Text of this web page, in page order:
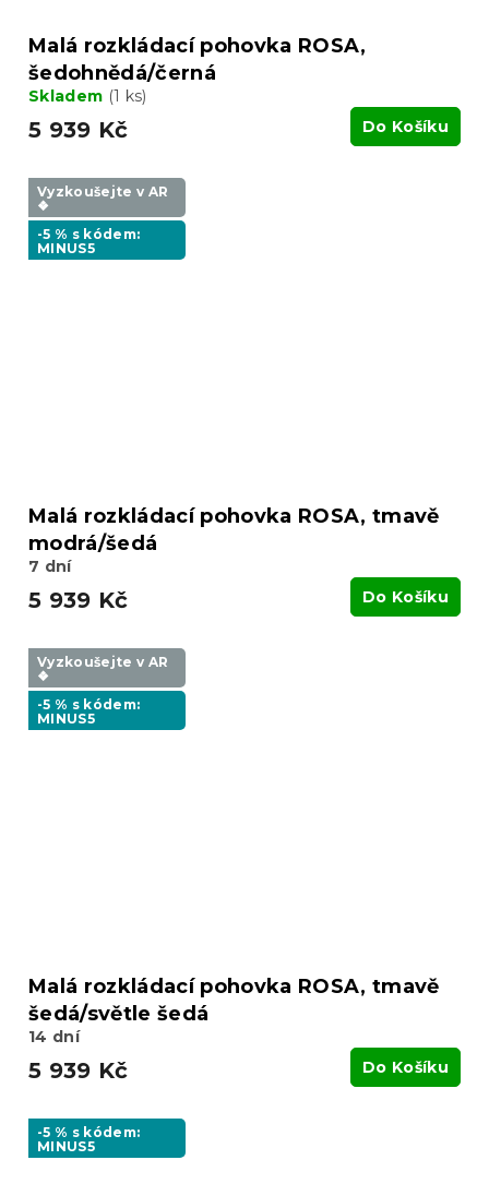
Malá rozkládací pohovka ROSA,
šedohnědá/černá
Skladem (1 ks)
5 939 Kč Do Košíku
Vyzkoušejte v AR
❖
-5 % s kódem:
MINUS5
Malá rozkládací pohovka ROSA, tmavě
modrá/šedá
7 dní
5 939 Kč Do Košíku
Vyzkoušejte v AR
❖
-5 % s kódem:
MINUS5
Malá rozkládací pohovka ROSA, tmavě
šedá/světle šedá
14 dní
5 939 Kč Do Košíku
-5 % s kódem:
MINUS5